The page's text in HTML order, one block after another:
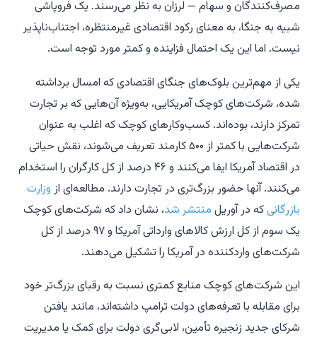
مصرف‌کنندگان و سهام — لرزان به نظر می‌رسند. یک فروپاشی
شبیه به جنگا، به معنای رکود اقتصادی غیرمنتظره، اجتناب‌ناپذیر
نیست. اما این یک احتمال فزاینده و کمتر مورد توجه است.
یکی از مهم‌ترین بلوک‌های جنگای اقتصادی که امسال برداشته
شده، شرکت‌های کوچک آمریکایی، به‌ویژه آن‌هایی که بر تجارت
تمرکز دارند، بوده‌اند. کسب‌و‌کارهای کوچک که اغلب به عنوان
شرکت‌هایی با کمتر از ۵۰۰ کارمند تعریف می‌شوند، نقش حیاتی
در اقتصاد آمریکا ایفا می‌کنند و ۴۶ درصد از کل کارگران را استخدام
می‌کنند. آنها حضور بزرگ‌تری در تجارت دارند. مطالعه‌ای از وزارت
بازرگانیکه در آوریل منتشر شد، نشان داد که شرکت‌های کوچک
یک سوم از کل ارزش کالاهای وارداتی آمریکا و ۹۷ درصد از کل
شرکت‌های واردکننده در آمریکا را تشکیل می‌دهند.
این شرکت‌های کوچک منابع کمتری نسبت به رقبای بزرگ‌تر خود
برای مقابله با تعرفه‌های دولت ترامپ داشته‌اند، مانند یافتن
شرکای جدید زنجیره تأمین، لابی‌گری دولت برای کمک یا مدیریت